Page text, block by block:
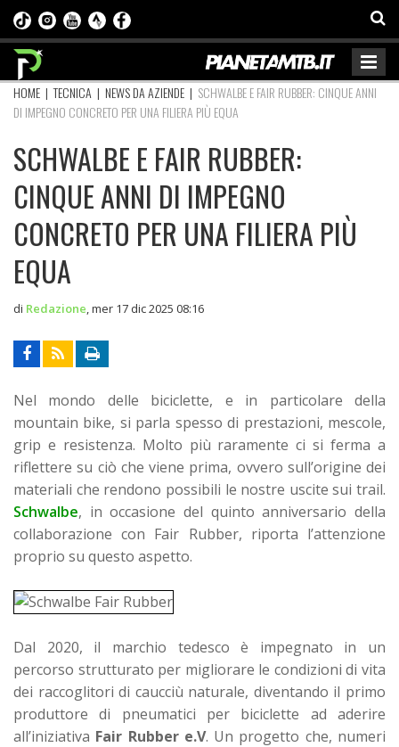
HOME |TECNICA | NEWS DA AZIENDE | SCHWALBE E FAIR RUBBER: CINQUE ANNI
DI IMPEGNO CONCRETO PER UNA FILIERA PIÙ EQUA
SCHWALBE E FAIR RUBBER:
CINQUE ANNI DI IMPEGNO
CONCRETO PER UNA FILIERA PIÙ
EQUA
di Redazione mer 17 dic 2025 08:16
Nel mondo delle biciclette, e in particolare della
mountain bike, si parla spesso di prestazioni, mescole,
grip e resistenza. Molto più raramente ci si ferma a
riflettere su ciò che viene prima, ovvero sull’origine dei
materiali che rendono possibili le nostre uscite sui trail.
Schwalbe, in occasione del quinto anniversario della
collaborazione con Fair Rubber, riporta l’attenzione
proprio su questo aspetto.
Dal 2020, il marchio tedesco è impegnato in un
percorso strutturato per migliorare le condizioni di vita
dei raccoglitori di caucciù naturale, diventando il primo
produttore di pneumatici per biciclette ad aderire
all’iniziativa Fair Rubber e.V. Un progetto che, numeri